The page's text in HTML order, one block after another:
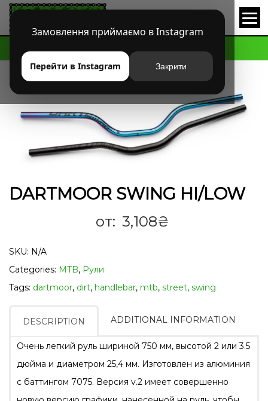
Замовлення приймаємо в Instagram
Перейти в Instagram Закрити
DARTMOOR SWING HI/LOW
от: 3,108₴
SKU: N/A
Categories: MTB, Рули
Tags: dartmoor, dirt, handlebar, mtb, street, swing
DESCRIPTION ADDITIONAL INFORMATION
Очень легкий руль шириной 750 мм, высотой 2 или 3.5
дюйма и диаметром 25,4 мм. Изготовлен из алюминия
с баттингом 7075. Версия v.2 имеет совершенно